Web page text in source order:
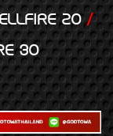
20/
30